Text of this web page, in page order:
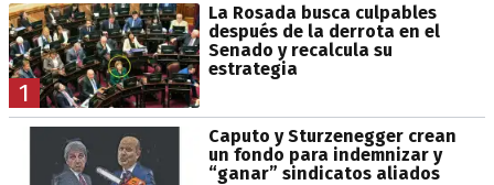
1
La Rosada busca culpables
después de la derrota en el
Senado y recalcula su
estrategia
Caputo y Sturzenegger crean
un fondo para indemnizar y
“ganar” sindicatos aliados